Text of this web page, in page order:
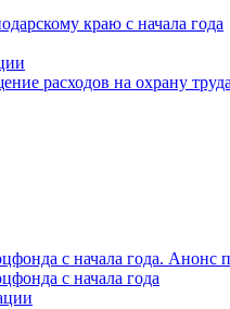
краю с начала года
расходов на охрану труда
с начала года. Анонс
с начала года